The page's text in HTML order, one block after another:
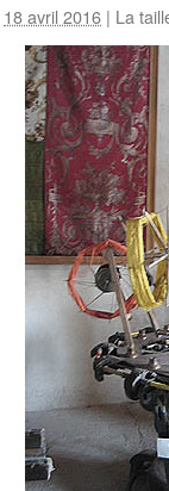
18 avril 2016 | La